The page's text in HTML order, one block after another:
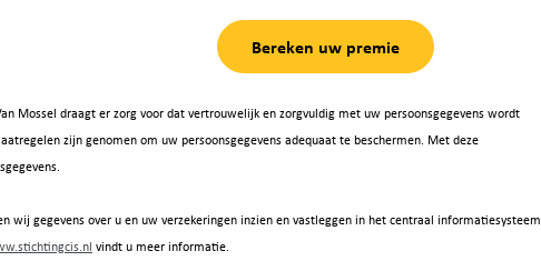
Bereken uw premie
Mossel draagt er zorg voor dat vertrouwelijk en zorgvuldig met uw persoonsgegevens wordt
zijn genomen om uw persoonsgegevens adequaat te beschermen. Met deze
wij gegevens over u en uw verzekeringen inzien en vastleggen in het centraal informatiesysteem
vindt u meer informatie.